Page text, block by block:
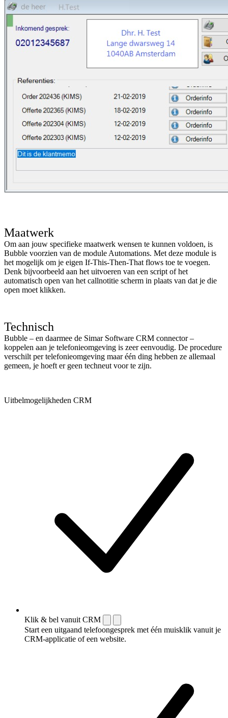
Maatwerk
Om aan jouw specifieke maatwerk wensen te kunnen voldoen, is
Bubble voorzien van de module Automations. Met deze module is
het mogelijk om je eigen If-This-Then-That flows toe te voegen.
Denk bijvoorbeeld aan het uitvoeren van een script of het
automatisch open van het callnotitie scherm in plaats van dat je die
open moet klikken.
Technisch
Bubble – en daarmee de Simar Software CRM connector –
koppelen aan je telefonieomgeving is zeer eenvoudig. De procedure
verschilt per telefonieomgeving maar één ding hebben ze allemaal
gemeen, je hoeft er geen techneut voor te zijn.
Uitbelmogelijkheden CRM
Klik & bel vanuit CRM
Start een uitgaand telefoongesprek met één muisklik vanuit je
CRM-applicatie of een website.